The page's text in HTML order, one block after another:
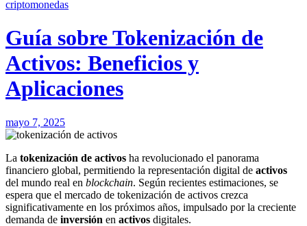
criptomonedas
Guía sobre Tokenización de
Activos: Beneficios y
Aplicaciones
mayo 7, 2025
La tokenización de activos ha revolucionado el panorama
financiero global, permitiendo la representación digital de activos
del mundo real en blockchain. Según recientes estimaciones, se
espera que el mercado de tokenización de activos crezca
significativamente en los próximos años, impulsado por la creciente
demanda de inversión en activos digitales.